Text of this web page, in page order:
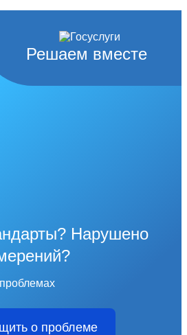
Решаем вместе
Нарушено
о проблеме